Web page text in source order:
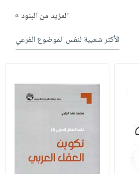
المزيد من البنود »
الأكثر شعبية لنفس الموضوع الفرعي